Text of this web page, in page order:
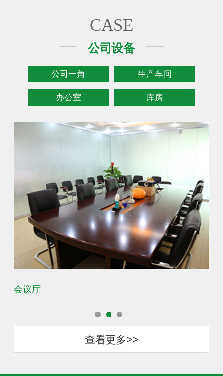
CASE
公司设备
公司一角 生产车间
办公室 库房
会议厅
查看更多>>